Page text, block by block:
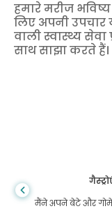
हमारे मरीज
लिए अपनी उपचार
वाली स्वास्थ्य
साथ साझा करते हैं।
मैंने अपने बेटे और